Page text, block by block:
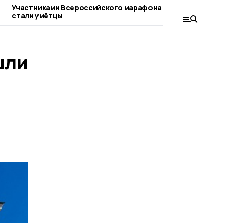
Участниками Всероссийского марафона
стали умётцы
атлетике